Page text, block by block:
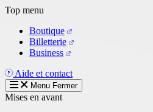
Aller
contenu
principal
Top menu
Boutique
Billetterie
Business
Aide et contact
Menu Fermer
Mises en avant